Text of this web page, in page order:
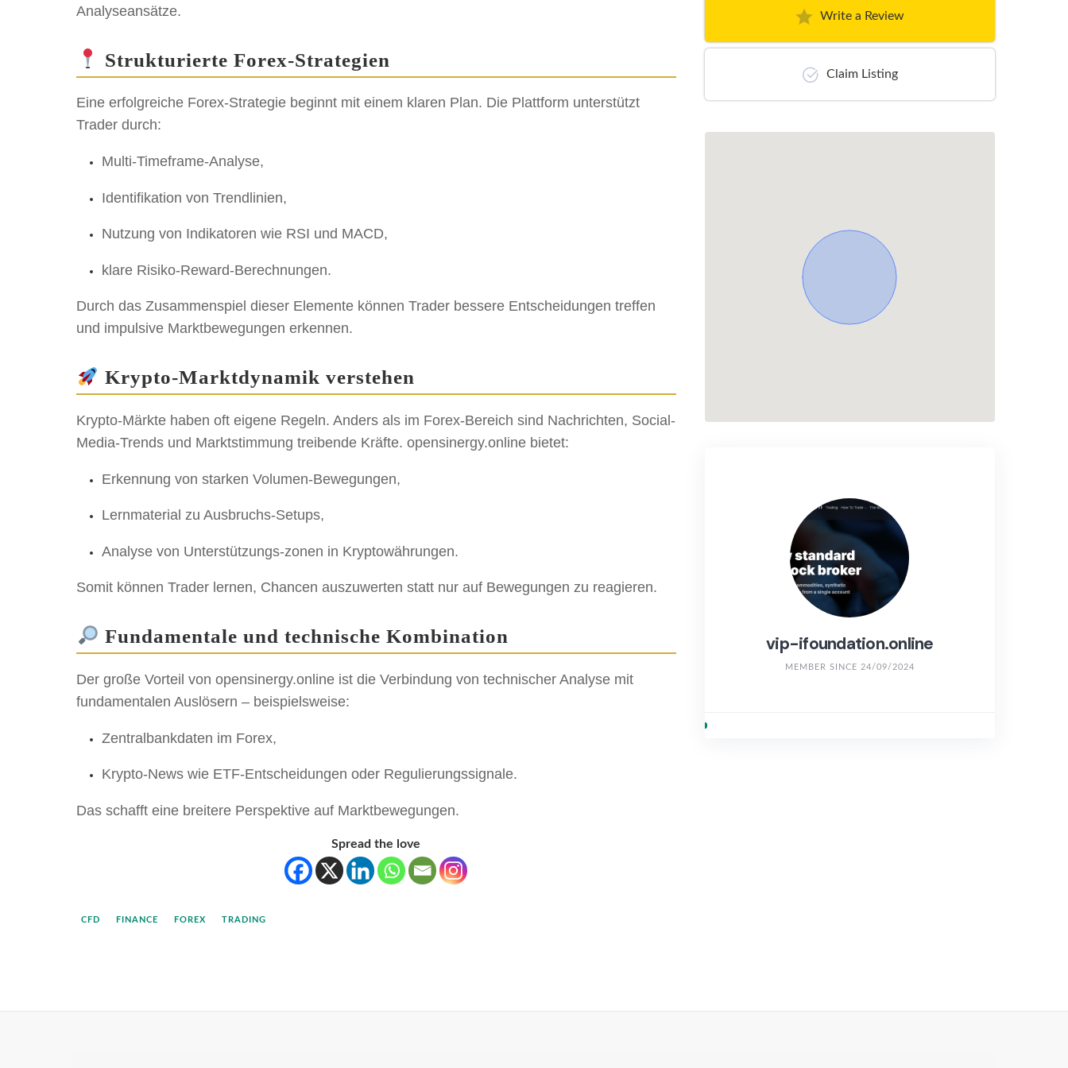
Analyseansätze.
Strukturierte Forex-Strategien
Eine erfolgreiche Forex-Strategie beginnt mit einem klaren Plan. Die Plattform unterstützt
Trader durch:
Multi-Timeframe-Analyse,
Identifikation von Trendlinien,
Nutzung von Indikatoren wie RSI und MACD,
klare Risiko-Reward-Berechnungen.
Durch das Zusammenspiel dieser Elemente können Trader bessere Entscheidungen treffen
und impulsive Marktbewegungen erkennen.
Krypto-Marktdynamik verstehen
Krypto-Märkte haben oft eigene Regeln. Anders als im Forex-Bereich sind Nachrichten, Social-
Media-Trends und Marktstimmung treibende Kräfte. opensinergy.online bietet:
Erkennung von starken Volumen-Bewegungen,
Lernmaterial zu Ausbruchs-Setups,
Analyse von Unterstützungs-zonen in Kryptowährungen.
Somit können Trader lernen, Chancen auszuwerten statt nur auf Bewegungen zu reagieren.
Fundamentale und technische Kombination
Der große Vorteil von opensinergy.online ist die Verbindung von technischer Analyse mit
fundamentalen Auslösern – beispielsweise:
Zentralbankdaten im Forex,
Krypto-News wie ETF-Entscheidungen oder Regulierungssignale.
Das schafft eine breitere Perspektive auf Marktbewegungen.
Spread the love
CFD FINANCE FOREX TRADING
Write a Review
Claim Listing
vip-ifoundation.online
MEMBER SINCE 24/09/2024